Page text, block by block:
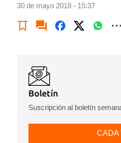
30 de mayo 2018 - 15:37
Boletín
Suscripción al boletín
CADA